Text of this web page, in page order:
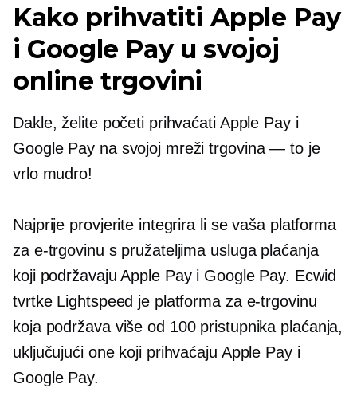
Kako prihvatiti Apple Pay
i Google Pay u svojoj
online trgovini
Dakle, želite početi prihvaćati Apple Pay i
Google Pay na svojoj mrežitrgovina — to je
vrlo mudro!
Najprije provjerite integrira li se vaša platforma
za e-trgovinu s pružateljima usluga plaćanja
koji podržavaju Apple Pay i Google Pay. Ecwid
tvrtke Lightspeed je platforma za e-trgovinu
koja podržava više od 100 pristupnika plaćanja,
uključujući one koji prihvaćaju Apple Pay i
Google Pay.